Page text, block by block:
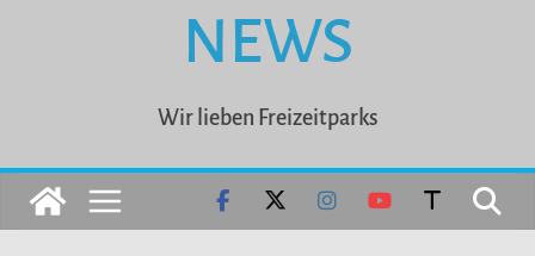
NEWS
Wir lieben Freizeitparks